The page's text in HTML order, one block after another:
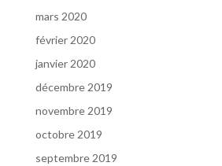
mars 2020
février 2020
janvier 2020
décembre 2019
novembre 2019
octobre 2019
septembre 2019